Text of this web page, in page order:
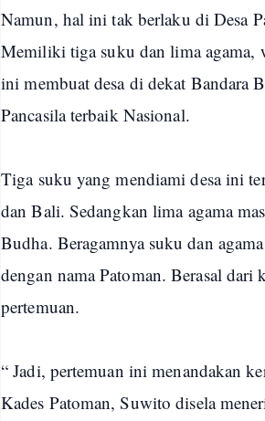
Namun, hal ini tak berlaku di Desa
Memiliki tiga suku dan lima agama,
ini membuat desa di dekat Bandara
Pancasila terbaik Nasional.
Tiga suku yang mendiami desa ini
dan Bali. Sedangkan lima agama
Budha. Beragamnya suku dan
dengan nama Patoman. Berasal dari
pertemuan.
“ Jadi, pertemuan ini menandakan
Kades Patoman, Suwito disela